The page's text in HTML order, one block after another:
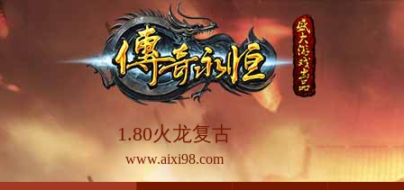
1.80火龙复古
www.aixi98.com